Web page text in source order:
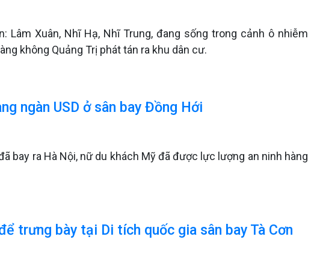
Lâm Xuân, Nhĩ Hạ, Nhĩ Trung, đang sống trong cảnh ô nhiễm
không Quảng Trị phát tán ra khu dân cư.
ngàn USD ở sân bay Đồng Hới
bay ra Hà Nội, nữ du khách Mỹ đã được lực lượng an ninh hàng
trưng bày tại Di tích quốc gia sân bay Tà Cơn